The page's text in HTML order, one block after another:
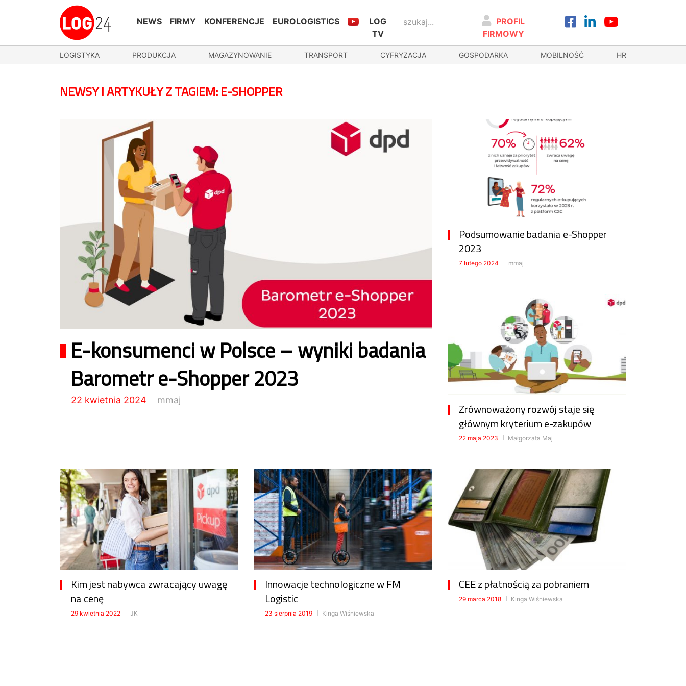
NEWS FIRMY KONFERENCJE EUROLOGISTICS
LOG
TV
PROFIL
FIRMOWY
LOGISTYKA PRODUKCJA MAGAZYNOWANIE TRANSPORT CYFRYZACJA GOSPODARKA MOBILNOŚĆ HR
NEWSY I ARTYKUŁY Z TAGIEM: E-SHOPPER
E-konsumenci w Polsce – wyniki badania
Barometr e-Shopper 2023
22 kwietnia 2024 mmaj
Podsumowanie badania e-Shopper
2023
7 lutego 2024 mmaj
Zrównoważony rozwój staje się
głównym kryterium e-zakupów
22 maja 2023 Małgorzata Maj
Kim jest nabywca zwracający uwagę
na cenę
29 kwietnia 2022 JK
Innowacje technologiczne w FM
Logistic
23 sierpnia 2019 Kinga Wiśniewska
CEE z płatnością za pobraniem
29 marca 2018 Kinga Wiśniewska